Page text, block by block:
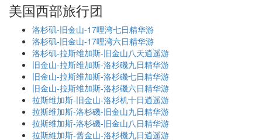
美国西部旅行团
洛杉矶-旧金山-17哩湾七日精华游
洛杉矶-旧金山-17哩湾六日精华游
洛杉矶-拉斯维加斯-旧金山八天逍遥游
旧金山-拉斯维加斯-洛杉磯九日精华游
旧金山-拉斯维加斯-洛杉磯七日精华游
旧金山-拉斯维加斯-洛杉磯六日精华游
拉斯维加斯-旧金山-洛杉机十日逍遥游
拉斯维加斯-洛杉磯-旧金山九日精华游
拉斯维加斯-洛杉磯-旧金山八日精华游
拉斯維加斯-舊金山-洛杉機九日逍遥游